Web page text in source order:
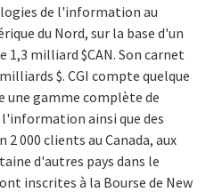
de l'information au
du Nord, sur la base d'un
1,3 milliard $CAN. Son carnet
$. CGI compte quelque
une gamme complète de
ainsi que des
000 clients au Canada, aux
d'autres pays dans le
inscrites à la Bourse de New